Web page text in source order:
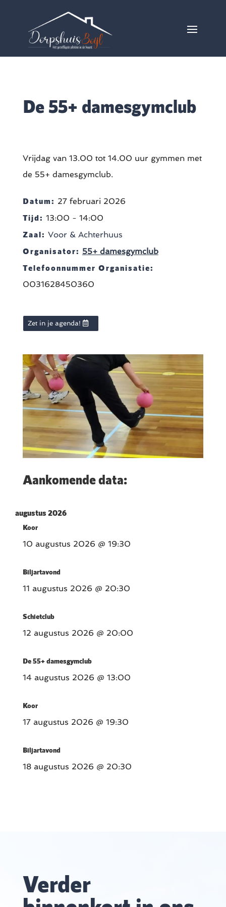
De 55+ damesgymclub
Vrijdag van 13.00 tot 14.00 uur gymmen met
de 55+ damesgymclub.
Datum: 27 februari 2026
Tijd: 13:00 - 14:00
Zaal: Voor & Achterhuus
Organisator: 55+ damesgymclub
Telefoonnummer Organisatie:
0031628450360
Zet in je agenda!
Aankomende data:
augustus 2026
Koor
10 augustus 2026 @ 19:30
Biljartavond
11 augustus 2026 @ 20:30
Schietclub
12 augustus 2026 @ 20:00
De 55+ damesgymclub
14 augustus 2026 @ 13:00
Koor
17 augustus 2026 @ 19:30
Biljartavond
18 augustus 2026 @ 20:30
Verder